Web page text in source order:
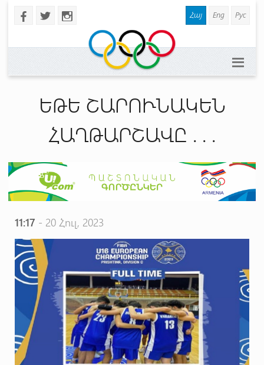
b a x Հայ Eng Рус
ԵԹԵ ՇԱՐՈՒՆԱԿԵՆ
ՀԱՂԹԱՐՇԱՎԸ . . .
11:17 - 20 Հուլ, 2023